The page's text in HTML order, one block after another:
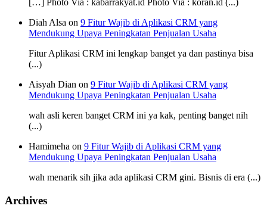
[…] Photo Via : kabarrakyat.id Photo Via : koran.id (...)
Diah Alsa on 9 Fitur Wajib di Aplikasi CRM yang
Mendukung Upaya Peningkatan Penjualan Usaha
Fitur Aplikasi CRM ini lengkap banget ya dan pastinya bisa
(...)
Aisyah Dian on 9 Fitur Wajib di Aplikasi CRM yang
Mendukung Upaya Peningkatan Penjualan Usaha
wah asli keren banget CRM ini ya kak, penting banget nih
(...)
Hamimeha on 9 Fitur Wajib di Aplikasi CRM yang
Mendukung Upaya Peningkatan Penjualan Usaha
wah menarik sih jika ada aplikasi CRM gini. Bisnis di era (...)
Archives